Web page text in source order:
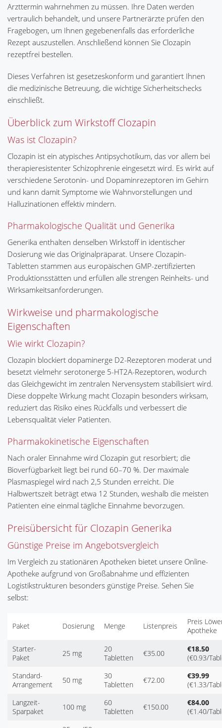
Arzttermin wahrnehmen zu müssen. Ihre Daten werden
vertraulich behandelt, und unsere Partnerärzte prüfen den
Fragebogen, um Ihnen gegebenenfalls das erforderliche
Rezept auszustellen. Anschließend können Sie Clozapin
rezeptfrei bestellen.
Dieses Verfahren ist gesetzeskonform und garantiert Ihnen
die medizinische Betreuung, die wichtige Sicherheitschecks
einschließt.
Überblick zum Wirkstoff Clozapin
Was ist Clozapin?
Clozapin ist ein atypisches Antipsychotikum, das vor allem bei
therapieresistenter Schizophrenie eingesetzt wird. Es wirkt auf
verschiedene Serotonin- und Dopaminrezeptoren im Gehirn
und kann damit Symptome wie Wahnvorstellungen und
Halluzinationen effektiv mindern.
Pharmakologische Qualität und Generika
Generika enthalten denselben Wirkstoff in identischer
Dosierung wie das Originalpräparat. Unsere Clozapin-
Tabletten stammen aus europäischen GMP-zertifizierten
Produktionsstätten und erfüllen alle strengen Reinheits- und
Wirksamkeitsanforderungen.
Wirkweise und pharmakologische
Eigenschaften
Wie wirkt Clozapin?
Clozapin blockiert dopaminerge D2-Rezeptoren moderat und
besetzt vielmehr serotonerge 5-HT2A-Rezeptoren, wodurch
das Gleichgewicht im zentralen Nervensystem stabilisiert wird.
Diese doppelte Wirkung macht Clozapin besonders wirksam,
reduziert das Risiko eines Rückfalls und verbessert die
Lebensqualität vieler Patienten.
Pharmakokinetische Eigenschaften
Nach oraler Einnahme wird Clozapin gut resorbiert; die
Bioverfügbarkeit liegt bei rund 60–70 %. Der maximale
Plasmaspiegel wird nach 2,5 Stunden erreicht. Die
Halbwertszeit beträgt etwa 12 Stunden, weshalb die meisten
Patienten eine einmal tägliche Einnahme bevorzugen.
Preisübersicht für Clozapin Generika
Günstige Preise im Angebotsvergleich
Im Vergleich zu stationären Apotheken bietet unsere Online-
Apotheke aufgrund von Großabnahme und effizienten
Logistikstrukturen besonders günstige Preise. Sehen Sie
selbst:
Paket Dosierung Menge Listenpreis
Preis
Apotheke
Starter-
Paket
25 mg
20
Tabletten
€35.00
€18.50
(€0.93/
Standard-
Arrangement
50 mg
30
Tabletten
€72.00
€39.99
(€1.33/
Langzeit-
Sparpaket
100 mg
60
Tabletten
€150.00
€84.00
(€1.40/